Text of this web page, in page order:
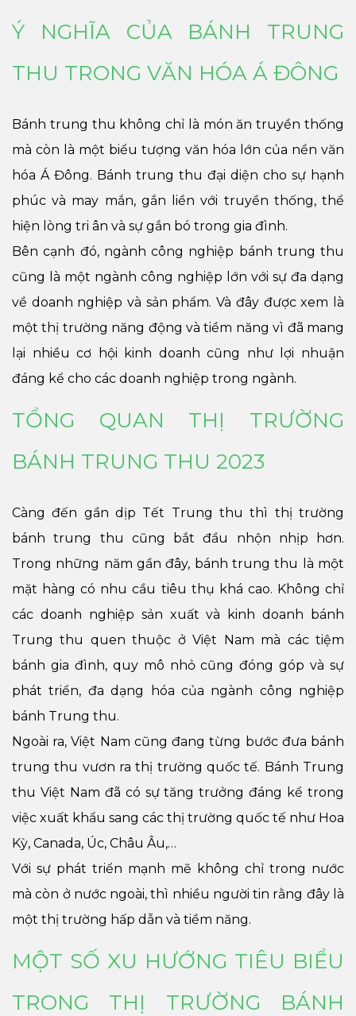
Ý NGHĨA CỦA BÁNH TRUNG
THU TRONG VĂN HÓA Á ĐÔNG
Bánh trung thu không chỉ là món ăn truyền thống
mà còn là một biểu tượng văn hóa lớn của nền văn
hóa Á Đông. Bánh trung thu đại diện cho sự hạnh
phúc và may mắn, gắn liền với truyền thống, thể
hiện lòng tri ân và sự gắn bó trong gia đình.
Bên cạnh đó, ngành công nghiệp bánh trung thu
cũng là một ngành công nghiệp lớn với sự đa dạng
về doanh nghiệp và sản phẩm. Và đây được xem là
một thị trường năng động và tiềm năng vì đã mang
lại nhiều cơ hội kinh doanh cũng như lợi nhuận
đáng kể cho các doanh nghiệp trong ngành.
TỔNG QUAN THỊ TRƯỜNG
BÁNH TRUNG THU 2023
Càng đến gần dịp Tết Trung thu thì thị trường
bánh trung thu cũng bắt đầu nhộn nhịp hơn.
Trong những năm gần đây, bánh trung thu là một
mặt hàng có nhu cầu tiêu thụ khá cao. Không chỉ
các doanh nghiệp sản xuất và kinh doanh bánh
Trung thu quen thuộc ở Việt Nam mà các tiệm
bánh gia đình, quy mô nhỏ cũng đóng góp và sự
phát triển, đa dạng hóa của ngành công nghiệp
bánh Trung thu.
Ngoài ra, Việt Nam cũng đang từng bước đưa bánh
trung thu vươn ra thị trường quốc tế. Bánh Trung
thu Việt Nam đã có sự tăng trưởng đáng kể trong
việc xuất khẩu sang các thị trường quốc tế như Hoa
Kỳ, Canada, Úc, Châu Âu,…
Với sự phát triển mạnh mẽ không chỉ trong nước
mà còn ở nước ngoài, thì nhiều người tin rằng đây là
một thị trường hấp dẫn và tiềm năng.
MỘT SỐ XU HƯỚNG TIÊU BIỂU
TRONG THỊ TRƯỜNG BÁNH